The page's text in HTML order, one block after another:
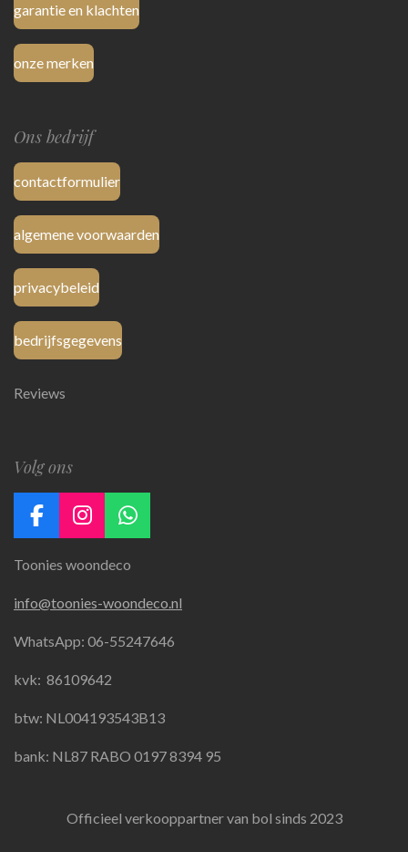
garantie en klachten
onze merken
Ons bedrijf
contactformulier
algemene voorwaarden
privacybeleid
bedrijfsgegevens
Reviews
Volg ons
F
c
b
o
k
I
s
a
g
a
W
a
s
A
Toonies woondeco
info@toonies-woondeco.nl
WhatsApp: 06-55247646
kvk: 86109642
btw: NL004193543B13
bank: NL87 RABO 0197 8394 95
Officieel verkooppartner van bol sinds 2023